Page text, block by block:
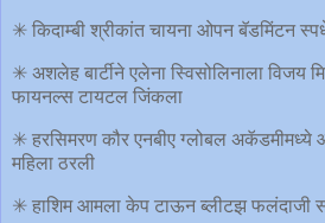
✳ किदाम्बी श्रीकांत चायना ओपन बॅडमिंटन
✳ अशलेह बार्टीने एलेना स्विसोलिनाला विजय
फायनल्स टायटल जिंकला
✳ हरसिमरण कौर एनबीए ग्लोबल अकॅडमीमध्ये
महिला ठरली
✳ हाशिम आमला केप टाऊन ब्लीटझ फलंदाजी